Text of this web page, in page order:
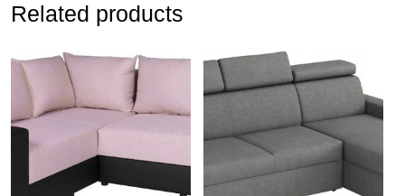
Related products